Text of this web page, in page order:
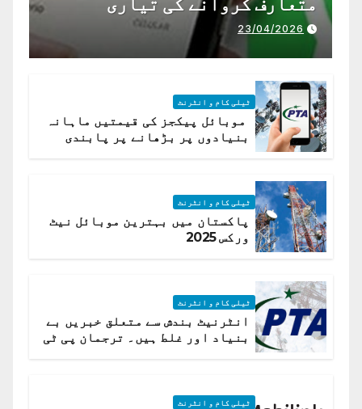
23/04/2026
ٹیلی کام و انٹرنٹ
موبائل پیکجز کی قیمتیں ماہانہ
بنیادوں پر بڑھانے پر پابندی
ٹیلی کام و انٹرنٹ
پاکستان میں بہترین موبائل نیٹ
ورکس 2025
ٹیلی کام و انٹرنٹ
انٹرنیٹ بندش سے متعلق خبریں بے
بنیاد اور غلط ہیں۔ ترجمان پی ٹی
ٹیلی کام و انٹرنٹ